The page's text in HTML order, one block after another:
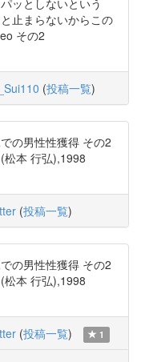
ッとしないという
止まらないからこの
その2
(投稿一覧)
の男性性獲得 その2
松本 行弘),1998
(投稿一覧)
の男性性獲得 その2
松本 行弘),1998
(投稿一覧) 1